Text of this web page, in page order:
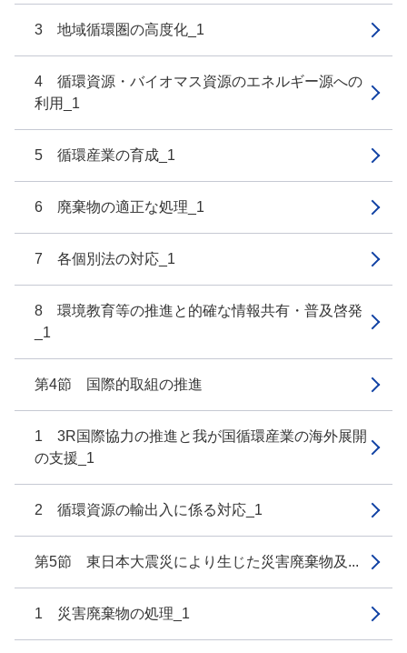
3 地域循環圏の高度化_1
4 循環資源・バイオマス資源のエネルギー源への
利用_1
5 循環産業の育成_1
6 廃棄物の適正な処理_1
7 各個別法の対応_1
8 環境教育等の推進と的確な情報共有・普及啓発
_1
第4節 国際的取組の推進
1 3R国際協力の推進と我が国循環産業の海外展開
の支援_1
2 循環資源の輸出入に係る対応_1
第5節 東日本大震災により生じた災害廃棄物及...
1 災害廃棄物の処理_1